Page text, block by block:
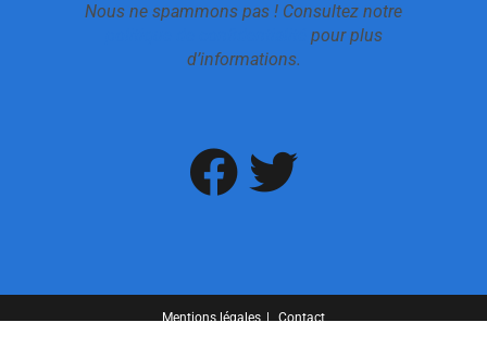
Nous ne spammons pas ! Consultez notre
pour plus
d’informations.
Mentions légales Contact